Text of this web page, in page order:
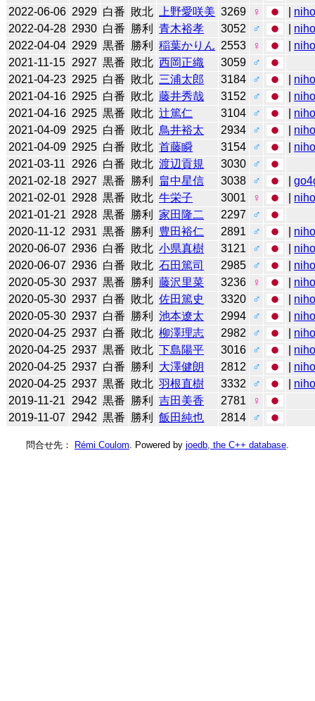
2022-06-06 2929 白番 敗北 上野愛咲美 3269 ♀
2022-04-28 2930 白番 勝利 青木裕孝 3052 ♂
2022-04-04 2929 黒番 勝利 稲葉かりん 2553 ♀
2021-11-15 2927 黒番 敗北 西岡正織 3059
♂
2021-04-23 2925 白番 敗北 三浦太郎 3184 ♂
2021-04-16 2925 白番 敗北 藤井秀哉 3152 ♂
2021-04-16 2925 黒番 敗北 辻󠄀篤仁 3104 ♂
2021-04-09 2925 白番 敗北 鳥井裕太 2934 ♂
2021-04-09 2925 白番 敗北 首藤瞬 3154 ♂
2021-03-11
2926 白番 敗北 渡辺貢規 3030
♂
2021-02-18 2927 黒番 勝利 畠中星信 3038 ♂ |
2021-02-01 2928 黒番 敗北 牛栄子 3001 ♀
2021-01-21 2928 黒番 勝利 家田隆二 2297
♂
2020-11-12
2931 黒番 勝利 豊田裕仁 2891 ♂
2020-06-07 2936 白番 敗北 小県真樹 3121 ♂
2020-06-07 2936 白番 敗北 石田篤司 2985 ♂
2020-05-30 2937 黒番 勝利 藤沢里菜 3236 ♀
2020-05-30 2937 白番 敗北 佐田篤史 3320 ♂
2020-05-30 2937 白番 勝利 池本遼太 2994 ♂
2020-04-25 2937 白番 敗北 柳澤理志 2982 ♂
2020-04-25 2937 黒番 敗北 下島陽平 3016 ♂
2020-04-25 2937 白番 勝利 大澤健朗 2812 ♂
2020-04-25 2937 黒番 敗北 羽根直樹 3332 ♂
2019-11-21
2942 黒番 勝利 吉田美香 2781
♀
2019-11-07
2942 黒番 勝利 飯田純也 2814 ♂
問合せ先： Rémi Coulom . Powered by joedb, the C++ database